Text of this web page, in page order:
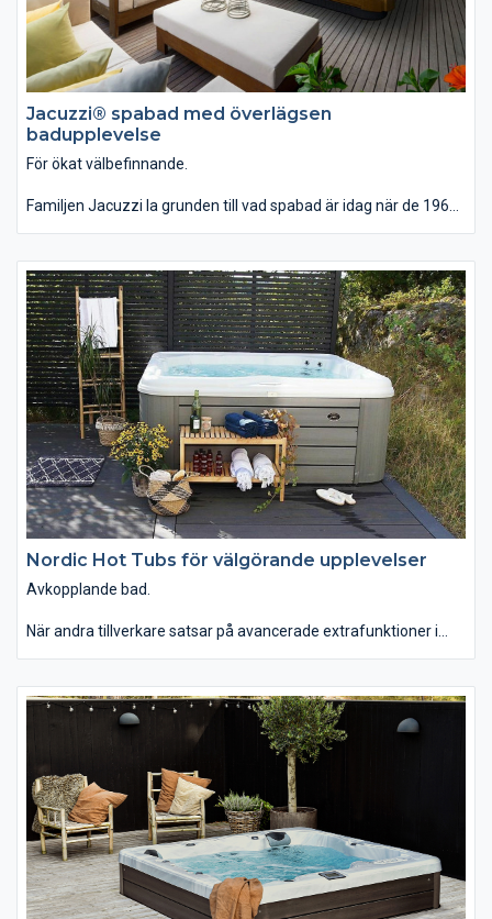
Jacuzzi® spabad med överlägsen
badupplevelse
För ökat välbefinnande.
Familjen Jacuzzi la grunden till vad spabad är idag när de 1968
Med ledord som njutning, design, hälsa och funktion levererar
Jacuzzi® en överlägsen badupplevelse än idag.
Nordic Hot Tubs för välgörande upplevelser
Avkopplande bad.
När andra tillverkare satsar på avancerade extrafunktioner i
naturligt välgörande upplevelse.